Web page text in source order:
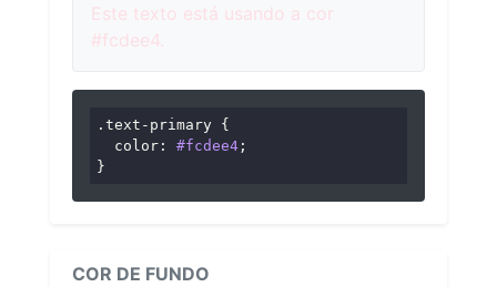
Este texto está usando a cor
#fcdee4.
.text-primary {
color : #fcdee4 ;
}
COR DE FUNDO